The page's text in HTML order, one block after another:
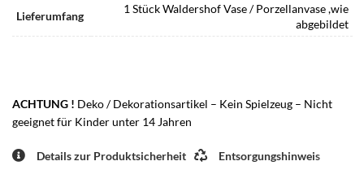
Lieferumfang
1 Stück Waldershof Vase / Porzellanvase ,wie
abgebildet
ACHTUNG ! Deko / Dekorationsartikel – Kein Spielzeug – Nicht
geeignet für Kinder unter 14 Jahren
Details zur Produktsicherheit Entsorgungshinweis